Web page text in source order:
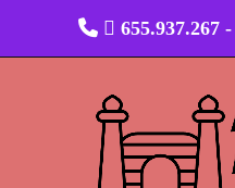
contenido
655.937.267 -